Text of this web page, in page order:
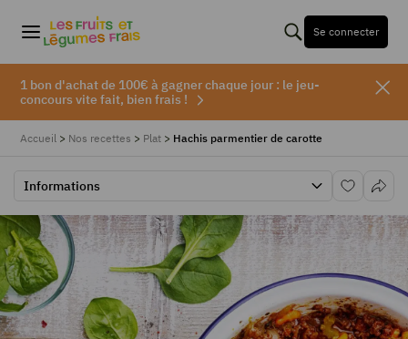
Se connecter
1 bon d'achat de 100€ à gagner chaque jour : le jeu-
concours vite fait, bien frais !
Accueil > Nos recettes > Plat > Hachis parmentier de carotte
Informations